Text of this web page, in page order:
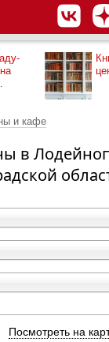
и кафе
в
Посмотреть на